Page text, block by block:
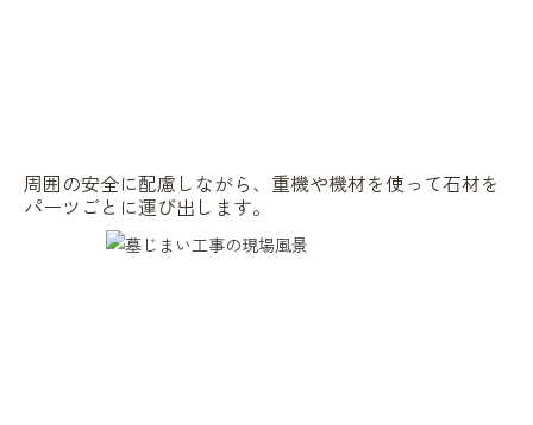
周囲の安全に配慮しながら、重機や機材を使って石材を
パーツごとに運び出します。